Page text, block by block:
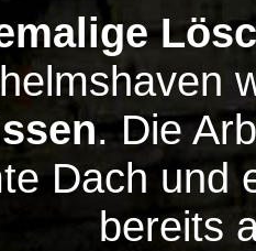
. Die
Dach und
bereits